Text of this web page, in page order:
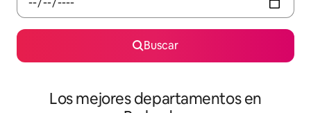
Buscar
Los mejores departamentos en